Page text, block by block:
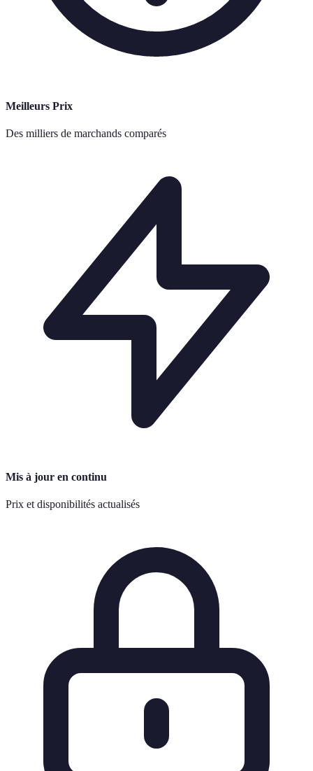
Meilleurs Prix
Des milliers de marchands comparés
Mis à jour en continu
Prix et disponibilités actualisés